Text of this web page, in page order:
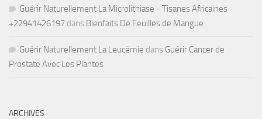
Guérir Naturellement La Microlithiase - Tisanes Africaines
+22941426197 dans Bienfaits De Feuilles de Mangue
Guérir Naturellement La Leucémie dans Guérir Cancer de
Prostate Avec Les Plantes
ARCHIVES